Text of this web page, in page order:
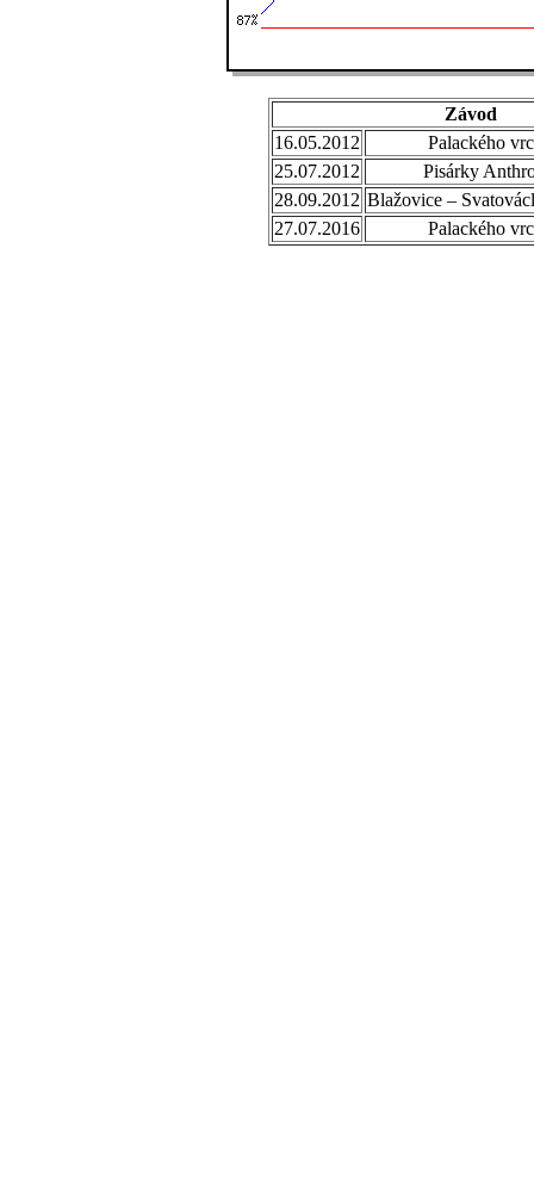
Závod
16.05.2012
Palackého
25.07.2012
Pisárky
28.09.2012 Blažovice –
27.07.2016
Palackého